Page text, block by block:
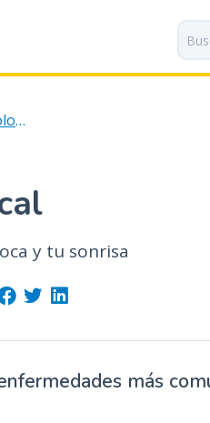
a
a
n
e
i
o
r
Gerencia Operativa de Odontología
y tu sonrisa
más